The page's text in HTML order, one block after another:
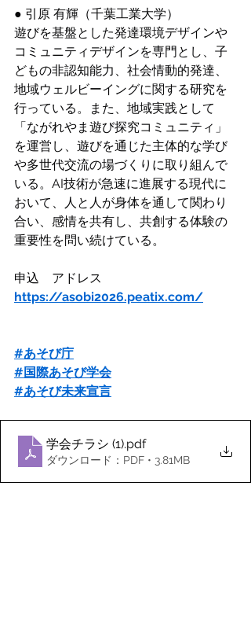
● 引原 有輝（千葉工業大学）
遊びを基盤とした発達環境デザインや
コミュニティデザインを専門とし、子
どもの非認知能力、社会情動的発達、
地域ウェルビーイングに関する研究を
行っている。また、地域実践として
「ながれやま遊び探究コミュニティ」
を運営し、遊びを通じた主体的な学び
や多世代交流の場づくりに取り組んで
いる。AI技術が急速に進展する現代に
おいて、人と人が身体を通して関わり
合い、感情を共有し、共創する体験の
重要性を問い続けている。
申込　アドレス
https://asobi2026.peatix.com/
#あそび庁
#国際あそび学会
#あそび未来宣言
学会チラシ (1).pdf
ダウンロード：PDF • 3.81MB